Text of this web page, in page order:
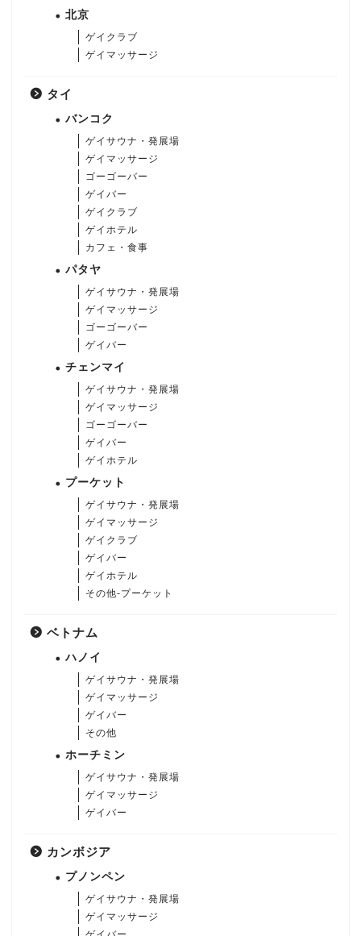
北京
ゲイクラブ
ゲイマッサージ
タイ
バンコク
ゲイサウナ・発展場
ゲイマッサージ
ゴーゴーバー
ゲイバー
ゲイクラブ
ゲイホテル
カフェ・食事
パタヤ
ゲイサウナ・発展場
ゲイマッサージ
ゴーゴーバー
ゲイバー
チェンマイ
ゲイサウナ・発展場
ゲイマッサージ
ゴーゴーバー
ゲイバー
ゲイホテル
プーケット
ゲイサウナ・発展場
ゲイマッサージ
ゲイクラブ
ゲイバー
ゲイホテル
その他-プーケット
ベトナム
ハノイ
ゲイサウナ・発展場
ゲイマッサージ
ゲイバー
その他
ホーチミン
ゲイサウナ・発展場
ゲイマッサージ
ゲイバー
カンボジア
プノンペン
ゲイサウナ・発展場
ゲイマッサージ